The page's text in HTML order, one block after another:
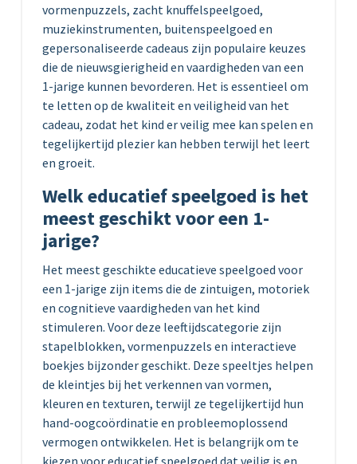
vormenpuzzels, zacht knuffelspeelgoed,
muziekinstrumenten, buitenspeelgoed en
gepersonaliseerde cadeaus zijn populaire keuzes
die de nieuwsgierigheid en vaardigheden van een
1-jarige kunnen bevorderen. Het is essentieel om
te letten op de kwaliteit en veiligheid van het
cadeau, zodat het kind er veilig mee kan spelen en
tegelijkertijd plezier kan hebben terwijl het leert
en groeit.
Welk educatief speelgoed is het
meest geschikt voor een 1-
jarige?
Het meest geschikte educatieve speelgoed voor
een 1-jarige zijn items die de zintuigen, motoriek
en cognitieve vaardigheden van het kind
stimuleren. Voor deze leeftijdscategorie zijn
stapelblokken, vormenpuzzels en interactieve
boekjes bijzonder geschikt. Deze speeltjes helpen
de kleintjes bij het verkennen van vormen,
kleuren en texturen, terwijl ze tegelijkertijd hun
hand-oogcoördinatie en probleemoplossend
vermogen ontwikkelen. Het is belangrijk om te